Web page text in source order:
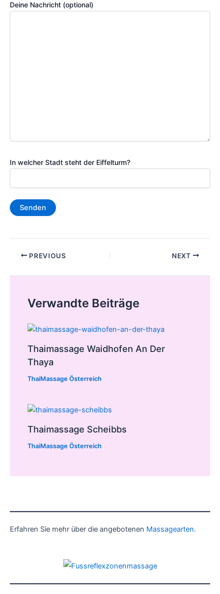
Deine Nachricht (optional)
In welcher Stadt steht der Eiffelturm?
Post PREVIOUS NEXT
Verwandte Beiträge
Thaimassage Waidhofen An Der
Thaya
ThaiMassage Österreich
Thaimassage Scheibbs
ThaiMassage Österreich
Erfahren Sie mehr über die angebotenen Massagearten.